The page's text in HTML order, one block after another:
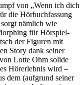
von „Wenn ich dich
die Hörbuchfassung
nämlich wie
für Hörspiel-
der Figuren mit
Story dank seiner
Lotte Ohm solide
Hörerlebnis wird –
dem (aufgrund seiner